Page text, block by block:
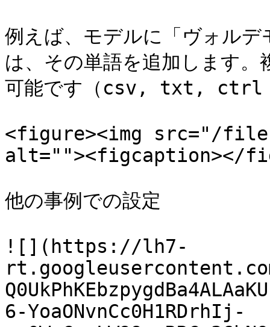
例えば、モデルに「ヴォル
は、その単語を追加します
可能です（csv, txt, ctrl
<figure><img src="/files/
alt=""><figcaption></
他の事例での設定
![](https://lh7-
6-YoaONvnCc0H1RDrhIj-